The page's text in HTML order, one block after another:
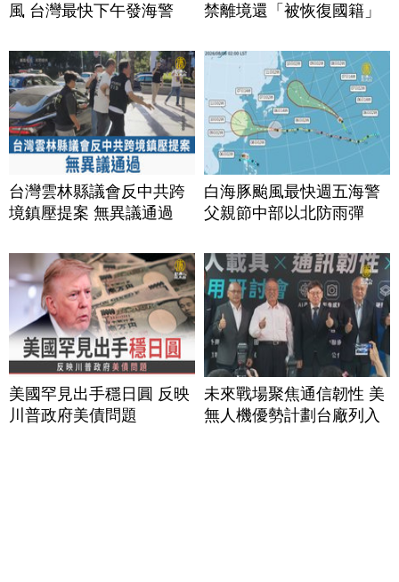
風 台灣最快下午發海警
禁離境還「被恢復國籍」
台灣雲林縣議會反中共跨
境鎮壓提案 無異議通過
白海豚颱風最快週五海警
父親節中部以北防雨彈
美國罕見出手穩日圓 反映
川普政府美債問題
未來戰場聚焦通信韌性 美
無人機優勢計劃台廠列入